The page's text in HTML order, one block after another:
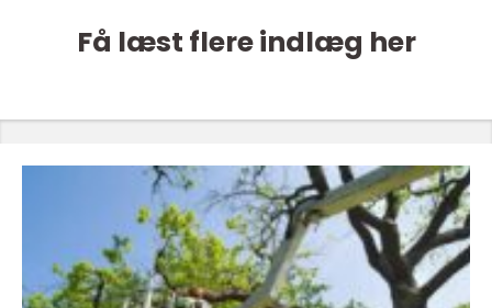
Få læst flere indlæg her